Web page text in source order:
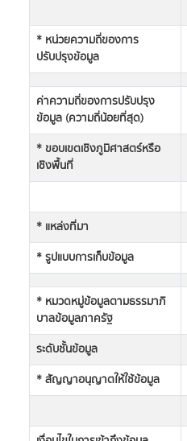
* หน่วยความถี่ของการ
ปรับปรุงข้อมูล
ค่าความถี่ของการปรับปรุง
ข้อมูล (ความถี่น้อยที่สุด)
* ขอบเขตเชิงภูมิศาสตร์หรือ
เชิงพื้นที่
* แหล่งที่มา
* รูปแบบการเก็บข้อมูล
* หมวดหมู่ข้อมูลตามธรรมาภิ
บาลข้อมูลภาครัฐ
ระดับชั้นข้อมูล
* สัญญาอนุญาตให้ใช้ข้อมูล